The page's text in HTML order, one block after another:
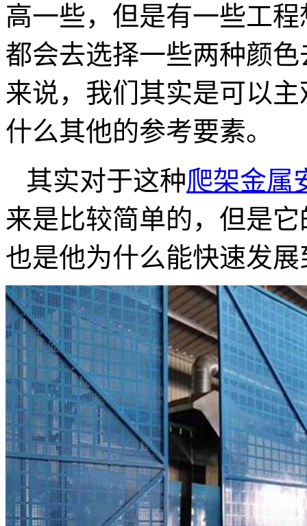
高一些，但是有一些工
都会去选择一些两种颜
来说，我们其实是可以
什么其他的参考要素。
其实对于这种爬架金属
来是比较简单的，但是
也是他为什么能快速发